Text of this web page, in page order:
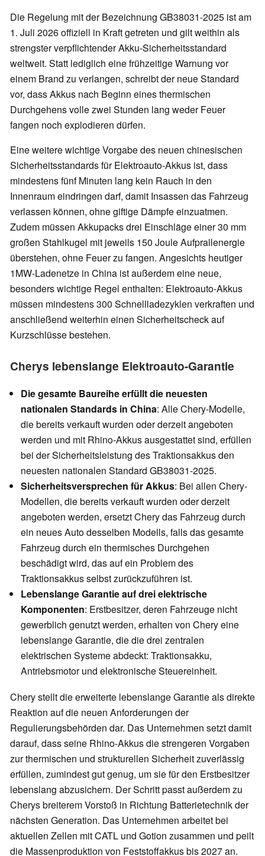
Die Regelung mit der Bezeichnung GB38031-2025 ist am
1. Juli 2026 offiziell in Kraft getreten und gilt weithin als
strengster verpflichtender Akku-Sicherheitsstandard
weltweit. Statt lediglich eine frühzeitige Warnung vor
einem Brand zu verlangen, schreibt der neue Standard
vor, dass Akkus nach Beginn eines thermischen
Durchgehens volle zwei Stunden lang weder Feuer
fangen noch explodieren dürfen.
Eine weitere wichtige Vorgabe des neuen chinesischen
Sicherheitsstandards für Elektroauto-Akkus ist, dass
mindestens fünf Minuten lang kein Rauch in den
Innenraum eindringen darf, damit Insassen das Fahrzeug
verlassen können, ohne giftige Dämpfe einzuatmen.
Zudem müssen Akkupacks drei Einschläge einer 30 mm
großen Stahlkugel mit jeweils 150 Joule Aufprallenergie
überstehen, ohne Feuer zu fangen. Angesichts heutiger
1MW-Ladenetze in China ist außerdem eine neue,
besonders wichtige Regel enthalten: Elektroauto-Akkus
müssen mindestens 300 Schnellladezyklen verkraften und
anschließend weiterhin einen Sicherheitscheck auf
Kurzschlüsse bestehen.
Cherys lebenslange Elektroauto-Garantie
Die gesamte Baureihe erfüllt die neuesten
nationalen Standards in China: Alle Chery-Modelle,
die bereits verkauft wurden oder derzeit angeboten
werden und mit Rhino-Akkus ausgestattet sind, erfüllen
bei der Sicherheitsleistung des Traktionsakkus den
neuesten nationalen Standard GB38031-2025.
Sicherheitsversprechen für Akkus: Bei allen Chery-
Modellen, die bereits verkauft wurden oder derzeit
angeboten werden, ersetzt Chery das Fahrzeug durch
ein neues Auto desselben Modells, falls das gesamte
Fahrzeug durch ein thermisches Durchgehen
beschädigt wird, das auf ein Problem des
Traktionsakkus selbst zurückzuführen ist.
Lebenslange Garantie auf drei elektrische
Komponenten: Erstbesitzer, deren Fahrzeuge nicht
gewerblich genutzt werden, erhalten von Chery eine
lebenslange Garantie, die die drei zentralen
elektrischen Systeme abdeckt: Traktionsakku,
Antriebsmotor und elektronische Steuereinheit.
Chery stellt die erweiterte lebenslange Garantie als direkte
Reaktion auf die neuen Anforderungen der
Regulierungsbehörden dar. Das Unternehmen setzt damit
darauf, dass seine Rhino-Akkus die strengeren Vorgaben
zur thermischen und strukturellen Sicherheit zuverlässig
erfüllen, zumindest gut genug, um sie für den Erstbesitzer
lebenslang abzusichern. Der Schritt passt außerdem zu
Cherys breiterem Vorstoß in Richtung Batterietechnik der
nächsten Generation. Das Unternehmen arbeitet bei
aktuellen Zellen mit CATL und Gotion zusammen und peilt
die Massenproduktion von Feststoffakkus bis 2027 an.